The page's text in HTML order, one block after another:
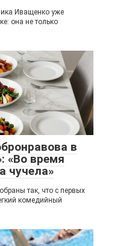
Иващенко уже
она не только
в
«Во время
чучела»
так, что с первых
комедийный